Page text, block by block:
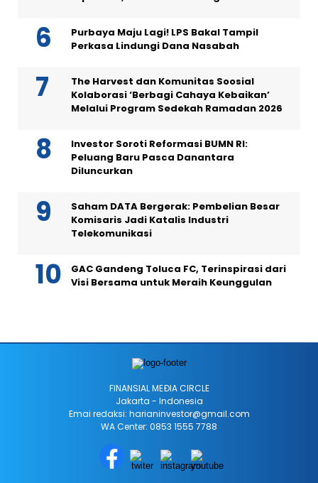
Purbaya Maju Lagi! LPS Bakal Tampil
Perkasa Lindungi Dana Nasabah
The Harvest dan Komunitas Soosial
Kolaborasi ‘Berbagi Cahaya Kebaikan’
Melalui Program Sedekah Ramadan 2026
Investor Soroti Reformasi BUMN RI:
Peluang Baru Pasca Danantara
Diluncurkan
Saham DATA Bergerak: Pembelian Besar
Komisaris Jadi Katalis Industri
Telekomunikasi
GAC Gandeng Toluca FC, Terinspirasi dari
Visi Bersama untuk Meraih Keunggulan
FINANSIAL MEÐIA CIRCLE
Jakarta - Indonesia
Emai redaksi: harianinvestor@gmail.com
WA Center: 0853 1555 7788